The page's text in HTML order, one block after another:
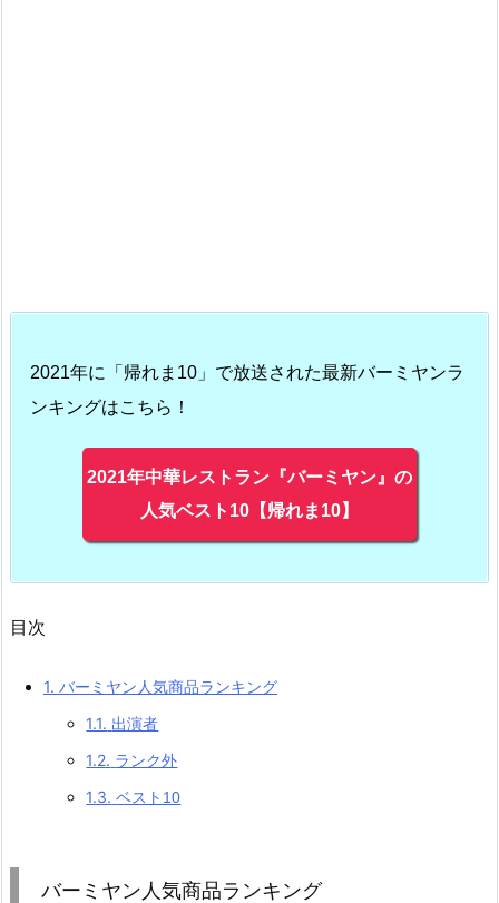
2021年に「帰れま10」で放送された最新バーミヤンラ
ンキングはこちら！
2021年中華レストラン『バーミヤン』の
人気ベスト10【帰れま10】
目次
1. バーミヤン人気商品ランキング
1.1. 出演者
1.2. ランク外
1.3. ベスト10
バーミヤン人気商品ランキング